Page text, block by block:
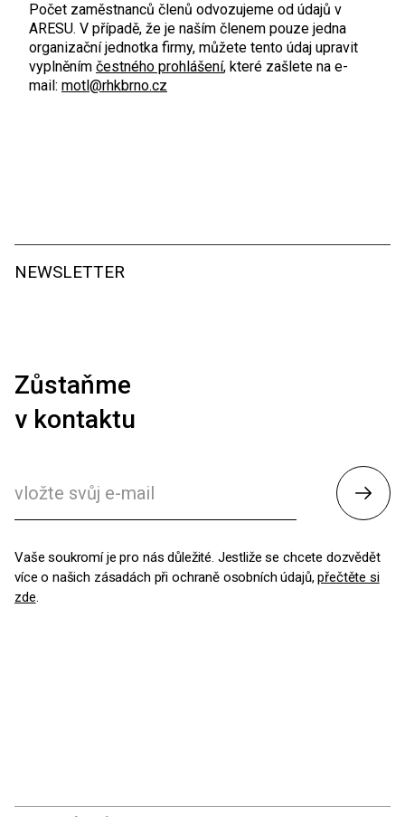
Počet zaměstnanců členů odvozujeme od údajů v
ARESU. V případě, že je naším členem pouze jedna
organizační jednotka firmy, můžete tento údaj upravit
vyplněním čestného prohlášení, které zašlete na e-
mail: motl@rhkbrno.cz
NEWSLETTER
Zůstaňme
v kontaktu
Vaše soukromí je pro nás důležité. Jestliže se chcete dozvědět
více o našich zásadách při ochraně osobních údajů,přečtěte si
zde.